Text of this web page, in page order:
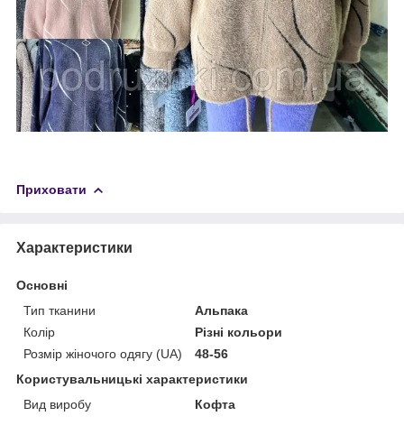
Приховати
Характеристики
Основні
Тип тканини
Альпака
Колір
Різні кольори
Розмір жіночого одягу (UA)
48-56
Користувальницькі характеристики
Вид виробу
Кофта